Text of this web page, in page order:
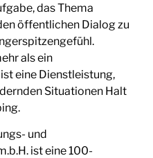
das Thema
öffentlichen Dialog zu
als ein
eine Dienstleistung,
Situationen Halt
und
ist eine 100-